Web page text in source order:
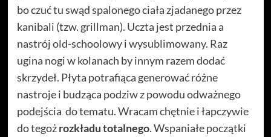
bo czuć tu swąd spalonego ciała zjadanego przez
kanibali (tzw. grillman). Uczta jest przednia a
nastrój old-schoolowy i wysublimowany. Raz
ugina nogi w kolanach by innym razem dodać
skrzydeł. Płyta potrafiąca generować różne
nastroje i budząca podziw z powodu odważnego
podejścia do tematu. Wracam chętnie i łapczywie
do tegożrozkładu totalnego. Wspaniałe początki